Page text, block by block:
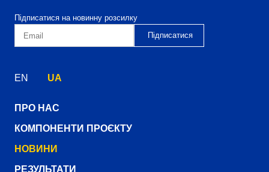
Підписатися на новинну розсилку
EN UA
ПРО НАС
КОМПОНЕНТИ ПРОЄКТУ
НОВИНИ
РЕЗУЛЬТАТИ